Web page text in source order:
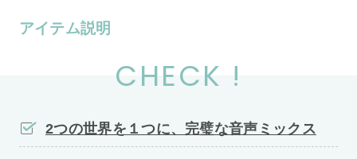
アイテム説明
CHECK !
2つの世界を１つに、完璧な音声ミックス